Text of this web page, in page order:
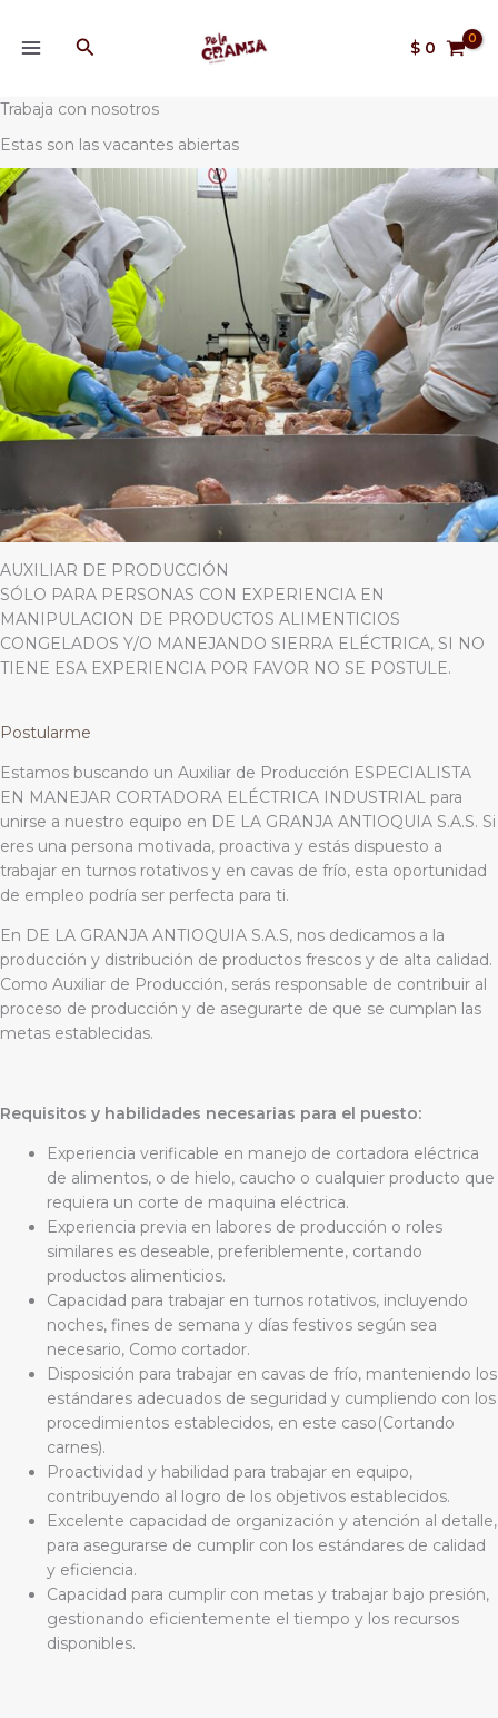
contenido
MENU
Buscar $ 0
Trabaja con nosotros
Estas son las vacantes abiertas
AUXILIAR DE PRODUCCIÓN
SÓLO PARA PERSONAS CON EXPERIENCIA EN
MANIPULACION DE PRODUCTOS ALIMENTICIOS
CONGELADOS Y/O MANEJANDO SIERRA ELÉCTRICA, SI NO
TIENE ESA EXPERIENCIA POR FAVOR NO SE POSTULE.
Postularme
Estamos buscando un Auxiliar de Producción ESPECIALISTA
EN MANEJAR CORTADORA ELÉCTRICA INDUSTRIAL para
unirse a nuestro equipo en DE LA GRANJA ANTIOQUIA S.A.S. Si
eres una persona motivada, proactiva y estás dispuesto a
trabajar en turnos rotativos y en cavas de frío, esta oportunidad
de empleo podría ser perfecta para ti.
En DE LA GRANJA ANTIOQUIA S.A.S, nos dedicamos a la
producción y distribución de productos frescos y de alta calidad.
Como Auxiliar de Producción, serás responsable de contribuir al
proceso de producción y de asegurarte de que se cumplan las
metas establecidas.
Requisitos y habilidades necesarias para el puesto:
Experiencia verificable en manejo de cortadora eléctrica
de alimentos, o de hielo, caucho o cualquier producto que
requiera un corte de maquina eléctrica.
Experiencia previa en labores de producción o roles
similares es deseable, preferiblemente, cortando
productos alimenticios.
Capacidad para trabajar en turnos rotativos, incluyendo
noches, fines de semana y días festivos según sea
necesario, Como cortador.
Disposición para trabajar en cavas de frío, manteniendo los
estándares adecuados de seguridad y cumpliendo con los
procedimientos establecidos, en este caso(Cortando
carnes).
Proactividad y habilidad para trabajar en equipo,
contribuyendo al logro de los objetivos establecidos.
Excelente capacidad de organización y atención al detalle,
para asegurarse de cumplir con los estándares de calidad
y eficiencia.
Capacidad para cumplir con metas y trabajar bajo presión,
gestionando eficientemente el tiempo y los recursos
disponibles.